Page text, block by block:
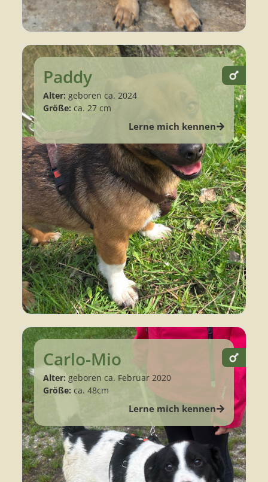
Paddy
Alter: geboren ca. 2024
Größe: ca. 27 cm
Lerne mich kennen
Carlo-Mio
Alter: geboren ca. Februar 2020
Größe: ca. 48cm
Lerne mich kennen